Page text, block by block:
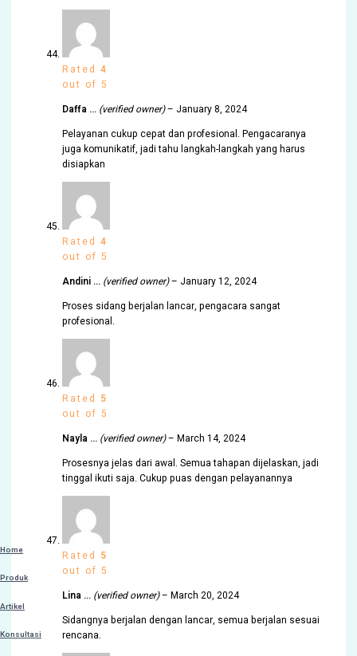
Rated4
out of 5
Daffa … (verified owner)– January 8, 2024
Pelayanan cukup cepat dan profesional. Pengacaranya
juga komunikatif, jadi tahu langkah-langkah yang harus
disiapkan
Rated4
out of 5
Andini … (verified owner)– January 12, 2024
Proses sidang berjalan lancar, pengacara sangat
profesional.
Rated 5
out of 5
Nayla … (verified owner)– March 14, 2024
Prosesnya jelas dari awal. Semua tahapan dijelaskan, jadi
tinggal ikuti saja. Cukup puas dengan pelayanannya
Rated 5
out of 5
Lina … (verified owner)– March 20, 2024
Sidangnya berjalan dengan lancar, semua berjalan sesuai
rencana.
Home
Produk
Artikel
Konsultasi